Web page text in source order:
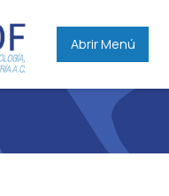
Abrir Menú